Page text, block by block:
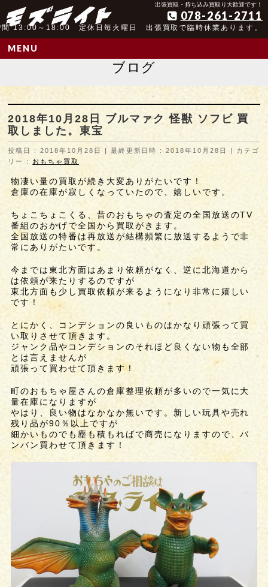
アンティーク玩具取扱歴25年以上の実績 出張買取・持ち込み買取り大歓迎です！
078-261-2711
間 13:00～18:00 定休日毎火曜日 出張買取で臨時休業あります。
MENU
ブログ
2018年10月28日 ブルマァク 怪獣 ソフビ 買
取しました。東宝
投稿日 : 2018年10月28日 最終更新日時 : 2018年10月28日
カテゴ
リー : おもちゃ買取
物凄い量の買取が続き大変ありがたいです！
倉庫の在庫が寂しくなっていたので、嬉しいです。
ちょこちょこくる、昔のおもちゃの査定の全国放送のTV
番組のおかげで全国から買取がきます。
全国放送の特番は再放送が結構頻繁に放送するようで非
常にありがたいです。
今までは東北方面はあまり依頼がなく、逆に北海道から
は依頼が来たりするのですが
東北方面も少し買取依頼が来るようになり非常に嬉しい
です！
とにかく、コンデションの良いものはかなり頑張って買
い取りさせて頂きます。
ジャンク品やコンデションのそれほど良くない物も全部
とは言えませんが
頑張って買わせて頂きます！
町のおもちゃ屋さんの倉庫整理依頼が多いので一気に大
量在庫になりますが
やはり、良い物はなかなか無いです。新しい玩具や売れ
残り品が90％以上ですが
細かいものでも塵も積もればで商売になりますので、バ
ンバン買わせて頂きます！